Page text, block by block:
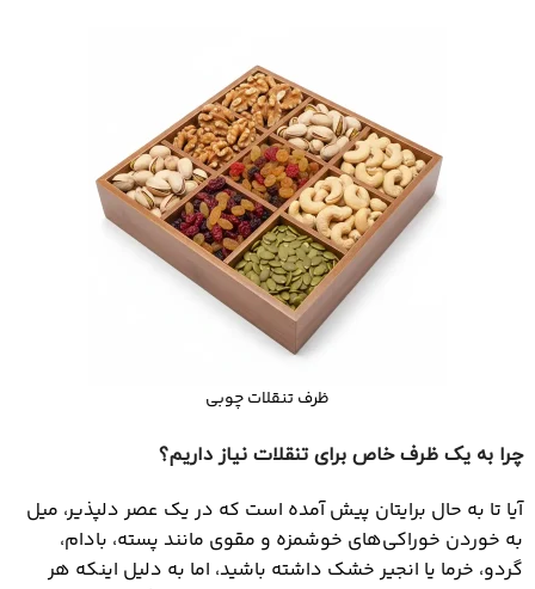
ظرف تنقلات چوبی
چرا به یک ظرف خاص برای تنقلات نیاز داریم؟
آیا تا به حال برایتان پیش آمده است که در یک عصر دلپذیر، میل
به خوردن خوراکی‌های خوشمزه و مقوی مانند پسته، بادام،
گردو، خرما یا انجیر خشک داشته باشید، اما به دلیل اینکه هر